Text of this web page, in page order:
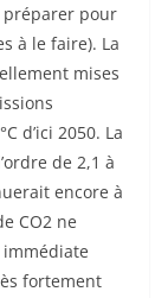
préparer pour
à le faire). La
mises
d’ici 2050. La
de 2,1 à
encore à
CO2 ne
immédiate
fortement